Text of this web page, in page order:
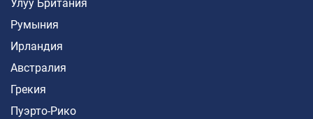
Улуу Британия
Румыния
Ирландия
Австралия
Грекия
Пуэрто-Рико